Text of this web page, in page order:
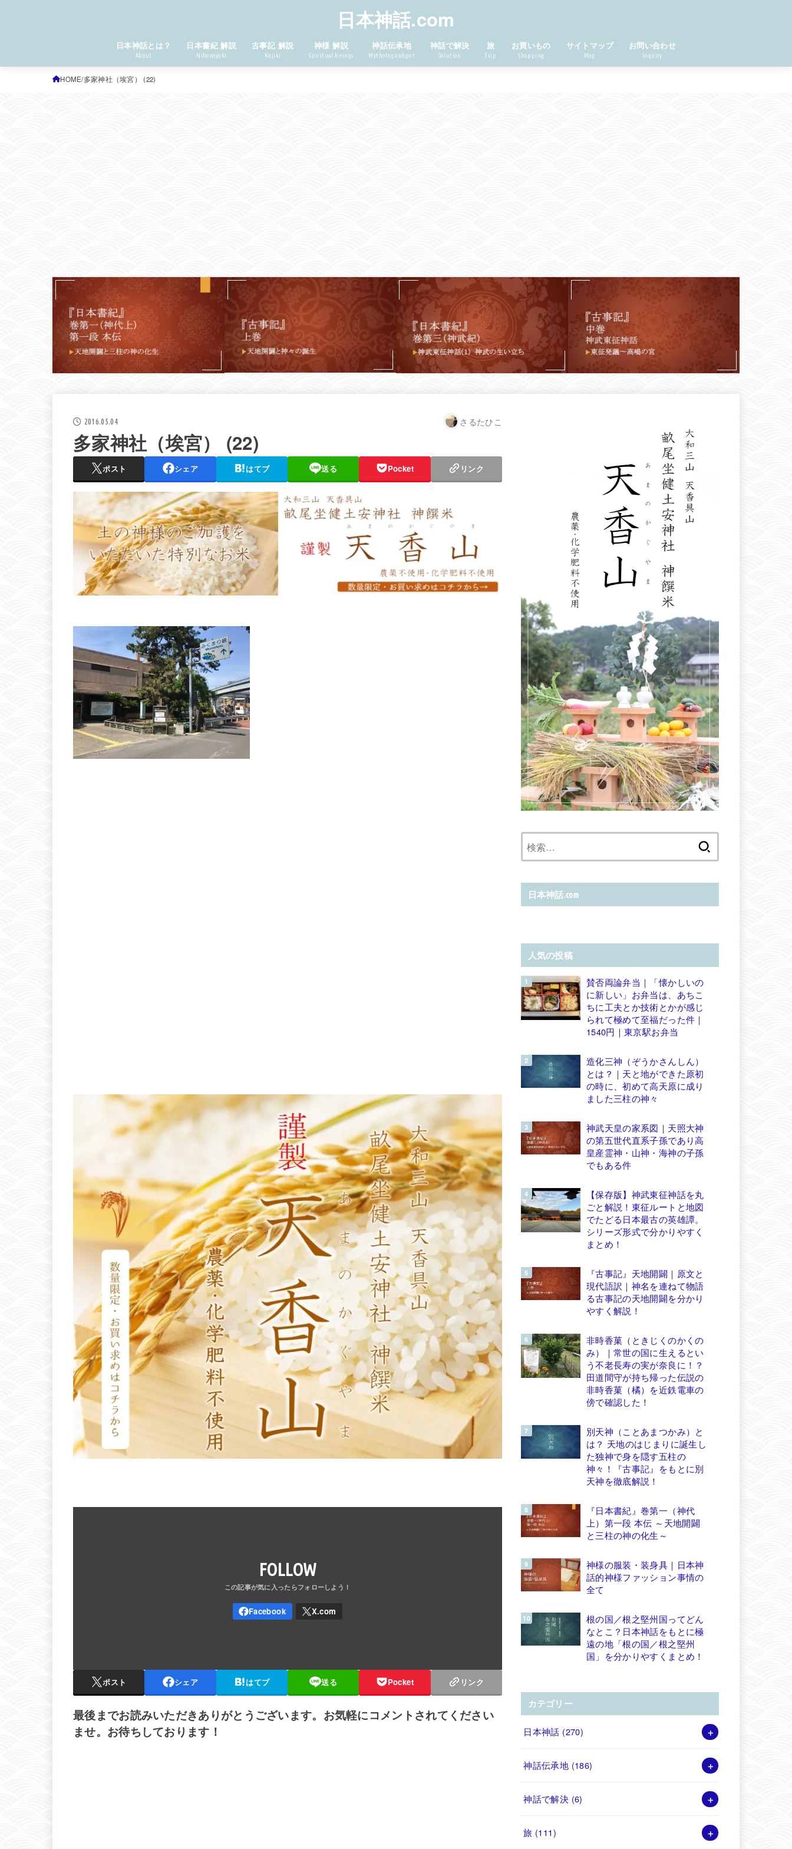
日本神話.com
日本神話とは？
About
日本書紀 解説
Nihonsyoki
古事記 解説
Kojiki
神様 解説
Spiritual beings
神話伝承地
Mythologicalspot
神話で解決
Solution
旅
Trip
お買いもの
Shopping
サイトマップ
Map
お問い合わせ
Inquiry
HOME 多家神社（埃宮） (22)
2016.05.04 さるたひこ
多家神社（埃宮） (22)
ポスト シェア はてブ 送る Pocket リンク
FOLLOW
ポスト シェア はてブ 送る Pocket リンク
最後までお読みいただきありがとうございます。お気軽にコメントされてください
ませ。お待ちしております！
日本神話.com
人気の投稿
賛否両論弁当｜「懐かしいの
に新しい」お弁当は、あちこ
ちに工夫とか技術とかが感じ
られて極めて至福だった件｜
1540円｜東京駅お弁当
造化三神（ぞうかさんしん）
とは？｜天と地ができた原初
の時に、初めて高天原に成り
ました三柱の神々
神武天皇の家系図｜天照大神
の第五世代直系子孫であり高
皇産霊神・山神・海神の子孫
でもある件
【保存版】神武東征神話を丸
ごと解説！東征ルートと地図
でたどる日本最古の英雄譚。
シリーズ形式で分かりやすく
まとめ！
『古事記』天地開闢｜原文と
現代語訳｜神名を連ねて物語
る古事記の天地開闢を分かり
やすく解説！
非時香菓（ときじくのかくの
み）｜常世の国に生えるとい
う不老長寿の実が奈良に！？
田道間守が持ち帰った伝説の
非時香菓（橘）を近鉄電車の
傍で確認した！
別天神（ことあまつかみ）と
は？ 天地のはじまりに誕生し
た独神で身を隠す五柱の
神々！『古事記』をもとに別
天神を徹底解説！
『日本書紀』巻第一（神代
上）第一段 本伝 ～天地開闢
と三柱の神の化生～
神様の服装・装身具｜日本神
話的神様ファッション事情の
全て
根の国／根之堅州国ってどん
なとこ？日本神話をもとに極
遠の地「根の国／根之堅州
国」を分かりやすくまとめ！
カテゴリー
日本神話 (270)
神話伝承地 (186)
神話で解決 (6)
旅 (111)